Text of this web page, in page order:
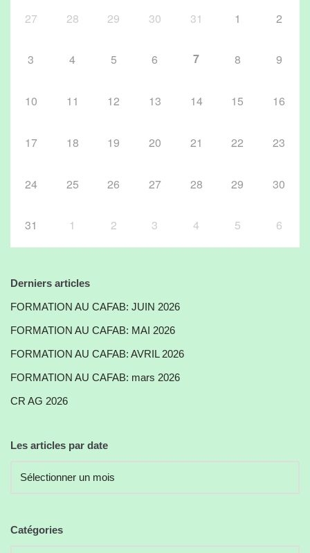
27 28 29 30 31 1 2
3 4 5 6 7 8 9
10 11 12 13 14 15 16
17 18 19 20 21 22 23
24 25 26 27 28 29 30
31 1 2 3 4 5 6
Derniers articles
FORMATION AU CAFAB: JUIN 2026
FORMATION AU CAFAB: MAI 2026
FORMATION AU CAFAB: AVRIL 2026
FORMATION AU CAFAB: mars 2026
CR AG 2026
Les articles par date
Catégories